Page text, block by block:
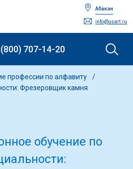
Абакан
info@usart.ru
707-14-20
профессии по алфавиту
Фрезеровщик камня
обучение по